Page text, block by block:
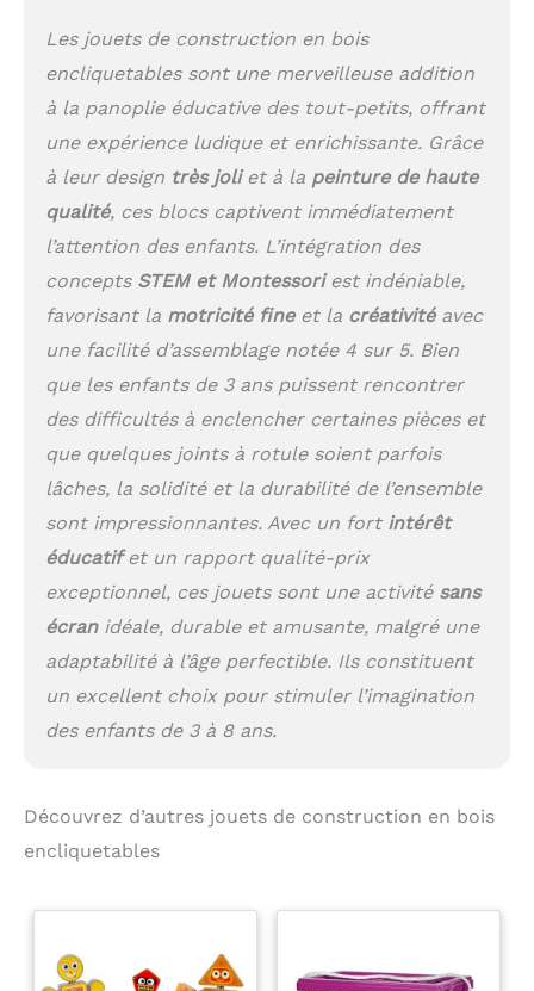
Les jouets de construction en bois
encliquetables sont une merveilleuse addition
à la panoplie éducative des tout-petits, offrant
une expérience ludique et enrichissante. Grâce
à leur design très joliet à la peinture de haute
qualité, ces blocs captivent immédiatement
l’attention des enfants. L’intégration des
concepts STEM et Montessoriest indéniable,
favorisant la motricité fineet la créativitéavec
une facilité d’assemblage notée 4 sur 5. Bien
que les enfants de 3 ans puissent rencontrer
des difficultés à enclencher certaines pièces et
que quelques joints à rotule soient parfois
lâches, la solidité et la durabilité de l’ensemble
sont impressionnantes. Avec un fort intérêt
éducatifet un rapport qualité-prix
exceptionnel, ces jouets sont une activité sans
écranidéale, durable et amusante, malgré une
adaptabilité à l’âge perfectible. Ils constituent
un excellent choix pour stimuler l’imagination
des enfants de 3 à 8 ans.
Découvrez d’autres jouets de construction en bois
encliquetables